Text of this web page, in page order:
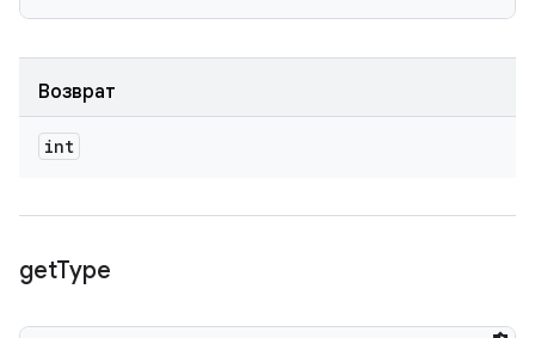
Возврат
int
getType